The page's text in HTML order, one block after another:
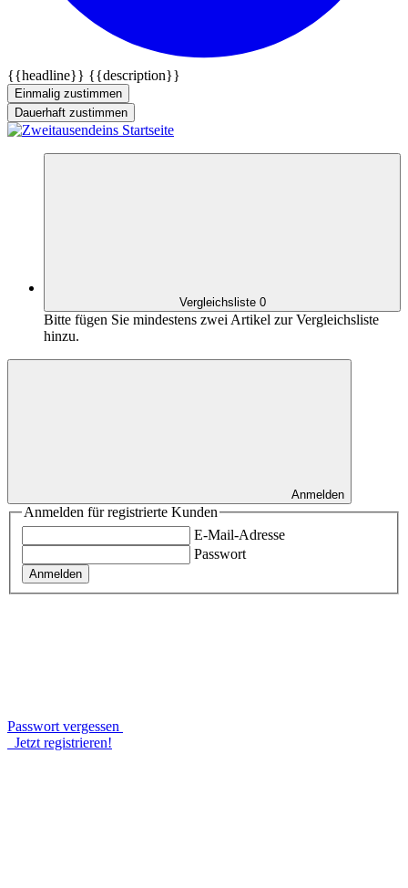
{{headline}} {{description}}
Einmalig zustimmen
Dauerhaft zustimmen
Vergleichsliste 0
Bitte fügen Sie mindestens zwei Artikel zur Vergleichsliste
hinzu.
Anmelden
Anmelden für registrierte Kunden
E-Mail-Adresse
Passwort
Anmelden
Passwort vergessen
Jetzt registrieren!